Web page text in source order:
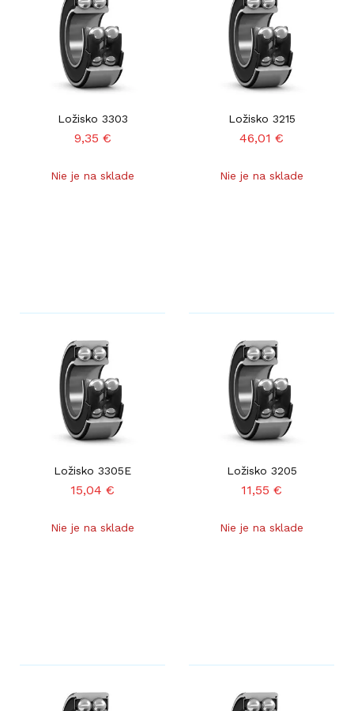
Ložisko 3303
9,35 €
Nie je na sklade
Ložisko 3215
46,01 €
Nie je na sklade
Ložisko 3305E
15,04 €
Nie je na sklade
Ložisko 3205
11,55 €
Nie je na sklade